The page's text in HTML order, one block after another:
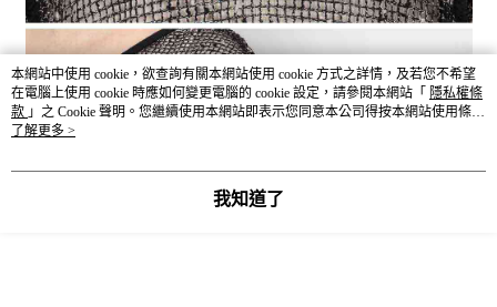
本網站中使用 cookie，欲查詢有關本網站使用 cookie 方式之詳情，及若您不希望
在電腦上使用 cookie 時應如何變更電腦的 cookie 設定，請參閱本網站「 隱私權條
款 」之 Cookie 聲明。您繼續使用本網站即表示您同意本公司得按本網站使用條款
之 Cookie 聲明使用 cookie。
了解更多 >
我知道了